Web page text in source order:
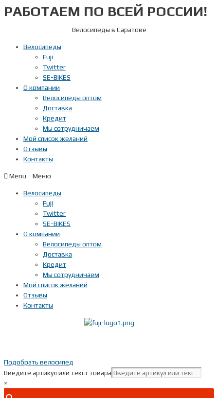
Перейти
кРАБОТАЕМ ПО ВСЕЙ РОССИИ!
Велосипеды в Саратове
Велосипеды
Fuji
Twitter
SE-BIKES
О компании
Велосипеды оптом
Доставка
Кредит
Мы сотрудничаем
Мой список желаний
Отзывы
Контакты
Menu
Велосипеды
Fuji
Twitter
SE-BIKES
О компании
Велосипеды оптом
Доставка
Кредит
Мы сотрудничаем
Мой список желаний
Отзывы
Контакты
Подобрать велосипед
Введите артикул или текст товара
×